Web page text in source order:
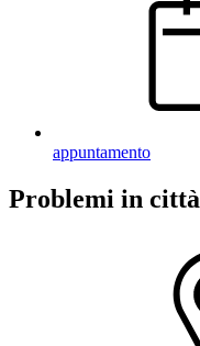
appuntamento
Problemi in città